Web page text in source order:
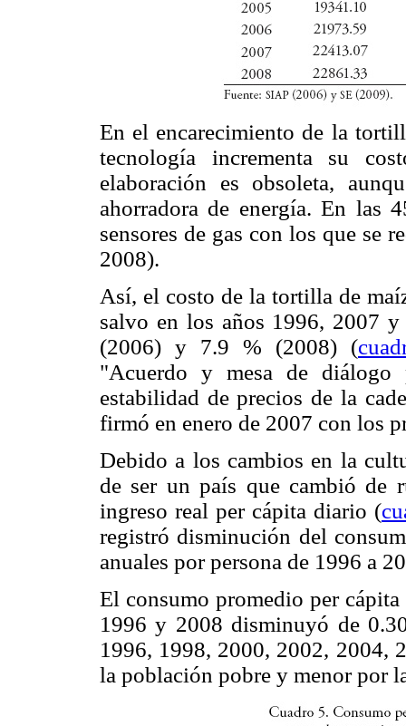
En el encarecimiento de la
tecnología incrementa su
elaboración es obsoleta,
ahorradora de energía. En las
sensores de gas con los que se
2008).
Así, el costo de la tortilla de
salvo en los años 1996, 2007
(2006) y 7.9 % (2008) (
"Acuerdo y mesa de
estabilidad de precios de la
firmó en enero de 2007 con los
Debido a los cambios en la
de ser un país que cambió de
ingreso real per cápita diario (
registró disminución del
anuales por persona de 1996 a
El consumo promedio per
1996 y 2008 disminuyó de
1996, 1998, 2000, 2002, 2004,
la población pobre y menor por